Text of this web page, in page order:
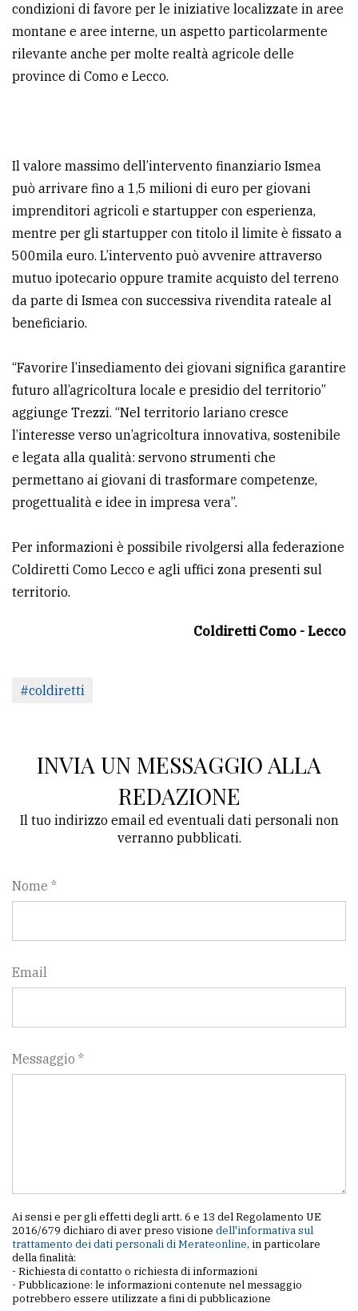
condizioni di favore per le iniziative localizzate in aree
montane e aree interne, un aspetto particolarmente
rilevante anche per molte realtà agricole delle
province di Como e Lecco.
Il valore massimo dell’intervento finanziario Ismea
può arrivare fino a 1,5 milioni di euro per giovani
imprenditori agricoli e startupper con esperienza,
mentre per gli startupper con titolo il limite è fissato a
500mila euro. L’intervento può avvenire attraverso
mutuo ipotecario oppure tramite acquisto del terreno
da parte di Ismea con successiva rivendita rateale al
beneficiario.
“Favorire l’insediamento dei giovani significa garantire
futuro all’agricoltura locale e presidio del territorio”
aggiunge Trezzi. “Nel territorio lariano cresce
l’interesse verso un’agricoltura innovativa, sostenibile
e legata alla qualità: servono strumenti che
permettano ai giovani di trasformare competenze,
progettualità e idee in impresa vera”.
Per informazioni è possibile rivolgersi alla federazione
Coldiretti Como Lecco e agli uffici zona presenti sul
territorio.
Coldiretti Como - Lecco
#coldiretti
INVIA UN MESSAGGIO ALLA
REDAZIONE
Il tuo indirizzo email ed eventuali dati personali non
verranno pubblicati.
Nome *
Email
Messaggio *
Ai sensi e per gli effetti degli artt. 6 e 13 del Regolamento UE
2016/679 dichiaro di aver preso visione dell'informativa sul
trattamento dei dati personali di Merateonline, in particolare
della finalità:
- Richiesta di contatto o richiesta di informazioni
- Pubblicazione: le informazioni contenute nel messaggio
potrebbero essere utilizzate a fini di pubblicazione